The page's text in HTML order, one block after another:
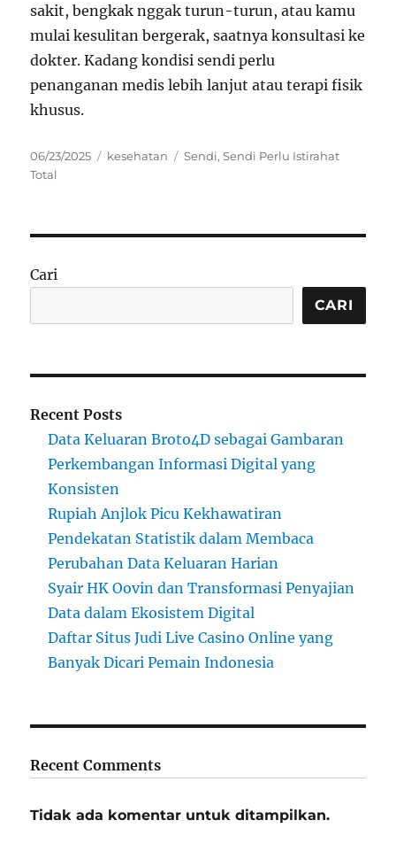
sakit, bengkak nggak turun-turun, atau kamu
mulai kesulitan bergerak, saatnya konsultasi ke
dokter. Kadang kondisi sendi perlu
penanganan medis lebih lanjut atau terapi fisik
khusus.
Posted
on
06/23/2025 Categories
kesehatan Tags
Sendi,Sendi Perlu Istirahat
Total
Cari
CARI
Recent Posts
Data Keluaran Broto4D sebagai Gambaran
Perkembangan Informasi Digital yang
Konsisten
Rupiah Anjlok Picu Kekhawatiran
Pendekatan Statistik dalam Membaca
Perubahan Data Keluaran Harian
Syair HK Oovin dan Transformasi Penyajian
Data dalam Ekosistem Digital
Daftar Situs Judi Live Casino Online yang
Banyak Dicari Pemain Indonesia
Recent Comments
Tidak ada komentar untuk ditampilkan.